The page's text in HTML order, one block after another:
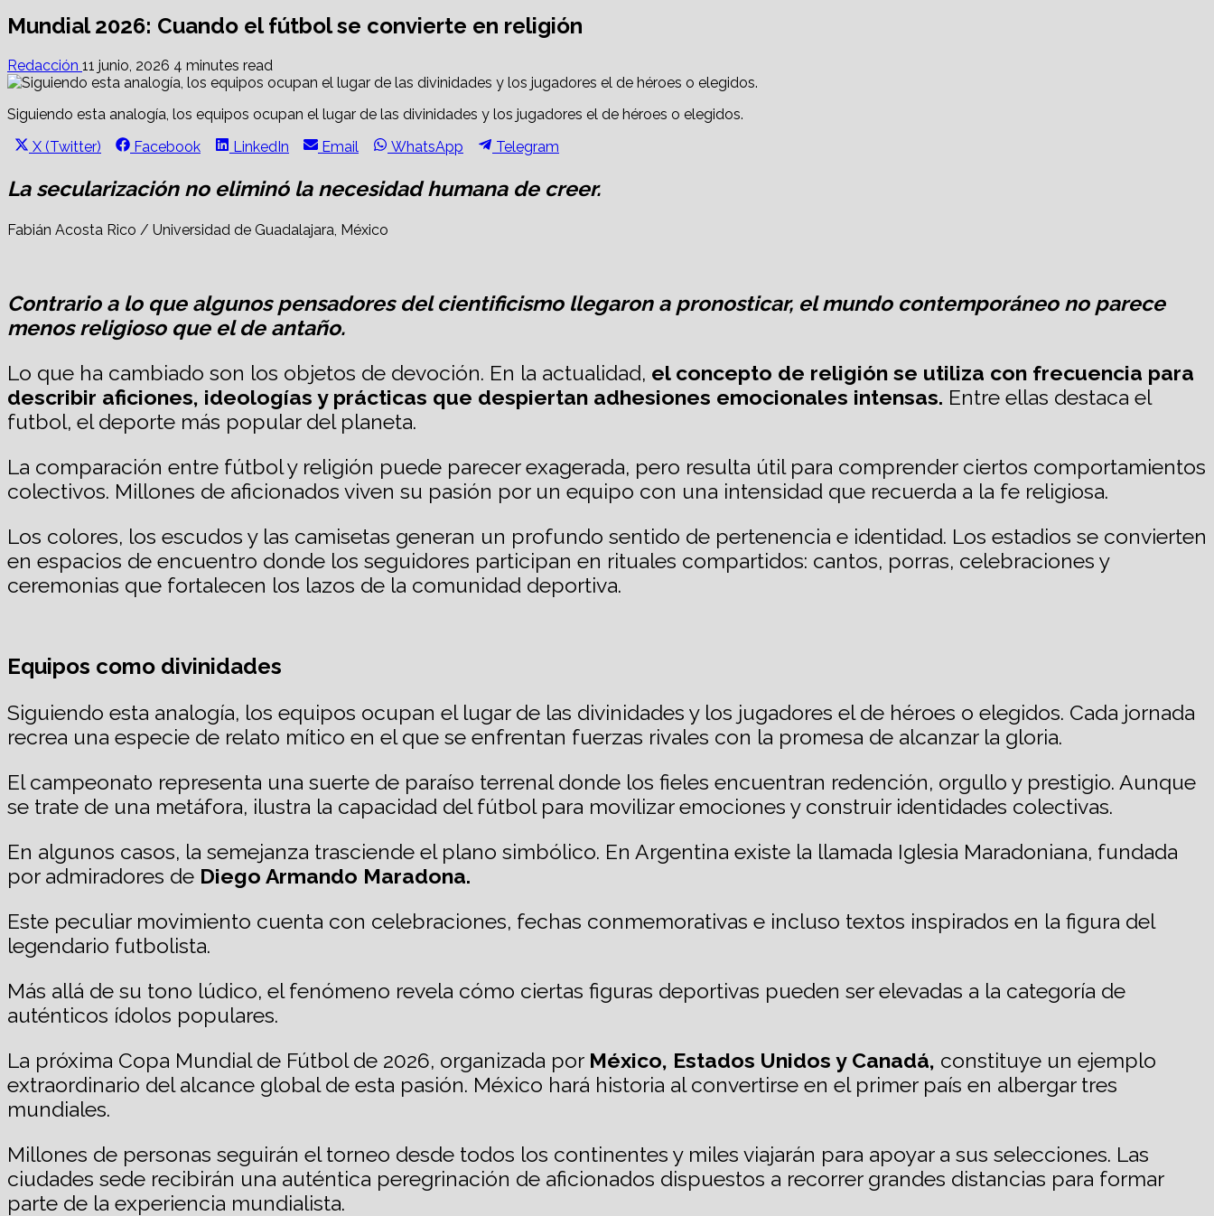
Mundial 2026: Cuando el fútbol se convierte en religión
Redacción 11 junio, 2026 4 minutes read
Siguiendo esta analogía, los equipos ocupan el lugar de las divinidades y los jugadores el de héroes o elegidos.
Share
X (Twitter)
Share
Facebook
Share
LinkedIn
Share
Email
Share
WhatsApp
Share
Telegram
La secularización no eliminó la necesidad humana de creer.
Fabián Acosta Rico / Universidad de Guadalajara, México
Contrario a lo que algunos pensadores del cientificismo llegaron a pronosticar, el mundo contemporáneo no parece
menos religioso que el de antaño.
Lo que ha cambiado son los objetos de devoción. En la actualidad, el concepto de religión se utiliza con frecuencia para
describir aficiones, ideologías y prácticas que despiertan adhesiones emocionales intensas. Entre ellas destaca el
futbol, el deporte más popular del planeta.
La comparación entre fútbol y religión puede parecer exagerada, pero resulta útil para comprender ciertos comportamientos
colectivos. Millones de aficionados viven su pasión por un equipo con una intensidad que recuerda a la fe religiosa.
Los colores, los escudos y las camisetas generan un profundo sentido de pertenencia e identidad. Los estadios se convierten
en espacios de encuentro donde los seguidores participan en rituales compartidos: cantos, porras, celebraciones y
ceremonias que fortalecen los lazos de la comunidad deportiva.
Equipos como divinidades
Siguiendo esta analogía, los equipos ocupan el lugar de las divinidades y los jugadores el de héroes o elegidos. Cada jornada
recrea una especie de relato mítico en el que se enfrentan fuerzas rivales con la promesa de alcanzar la gloria.
El campeonato representa una suerte de paraíso terrenal donde los fieles encuentran redención, orgullo y prestigio. Aunque
se trate de una metáfora, ilustra la capacidad del fútbol para movilizar emociones y construir identidades colectivas.
En algunos casos, la semejanza trasciende el plano simbólico. En Argentina existe la llamada Iglesia Maradoniana, fundada
por admiradores de Diego Armando Maradona.
Este peculiar movimiento cuenta con celebraciones, fechas conmemorativas e incluso textos inspirados en la figura del
legendario futbolista.
Más allá de su tono lúdico, el fenómeno revela cómo ciertas figuras deportivas pueden ser elevadas a la categoría de
auténticos ídolos populares.
La próxima Copa Mundial de Fútbol de 2026, organizada por México, Estados Unidos y Canadá, constituye un ejemplo
extraordinario del alcance global de esta pasión. México hará historia al convertirse en el primer país en albergar tres
mundiales.
Millones de personas seguirán el torneo desde todos los continentes y miles viajarán para apoyar a sus selecciones. Las
ciudades sede recibirán una auténtica peregrinación de aficionados dispuestos a recorrer grandes distancias para formar
parte de la experiencia mundialista.